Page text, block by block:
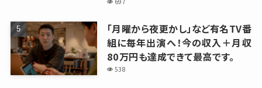
「月曜から夜更かし」など有名TV番
組に毎年出演へ！今の収入＋月収
80万円も達成できて最高です。
538